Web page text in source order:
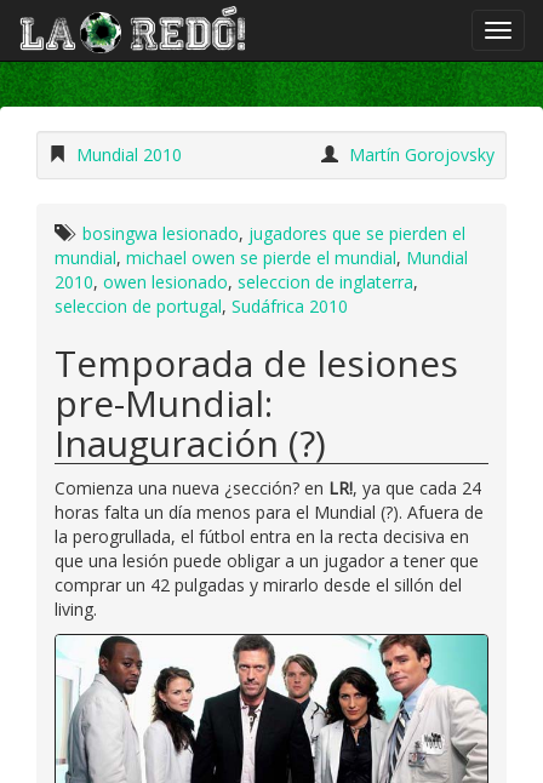
Mundial 2010 Martín Gorojovsky
bosingwa lesionado, jugadores que se pierden el
mundial, michael owen se pierde el mundial, Mundial
2010, owen lesionado, seleccion de inglaterra,
seleccion de portugal, Sudáfrica 2010
Temporada de lesiones
pre-Mundial:
Inauguración (?)
Comienza una nueva ¿sección? en LR!, ya que cada 24
horas falta un día menos para el Mundial (?). Afuera de
la perogrullada, el fútbol entra en la recta decisiva en
que una lesión puede obligar a un jugador a tener que
comprar un 42 pulgadas y mirarlo desde el sillón del
living.